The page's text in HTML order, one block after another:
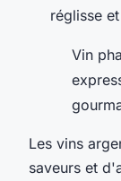
réglisse
Vin
Les vins
saveurs et